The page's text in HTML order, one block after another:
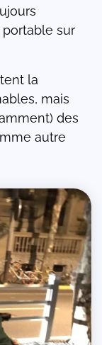
sur
la
mais
des
autre